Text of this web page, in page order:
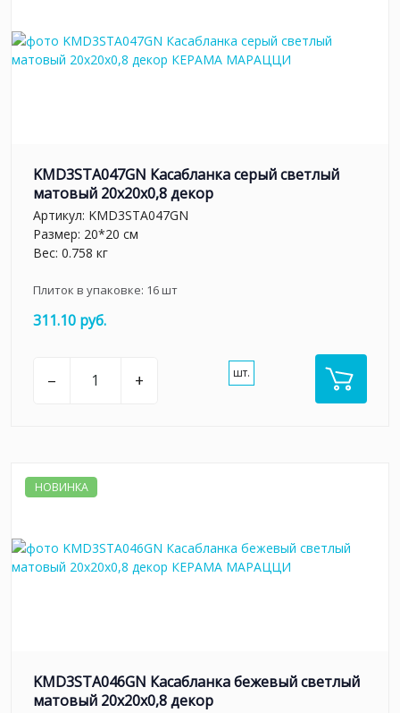
KMD3STA047GN Касабланка серый светлый
матовый 20x20x0,8 декор
Артикул: KMD3STA047GN
Размер: 20*20 см
Вес: 0.758 кг
Плиток в упаковке: 16шт
311.10 руб.
– + шт.
НОВИНКА
KMD3STA046GN Касабланка бежевый светлый
матовый 20x20x0,8 декор